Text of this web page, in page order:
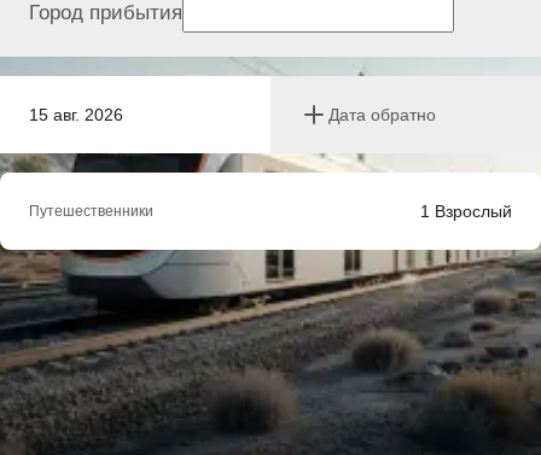
15 авг. 2026 Дата обратно
Город прибытия
Путешественники 1 Взрослый